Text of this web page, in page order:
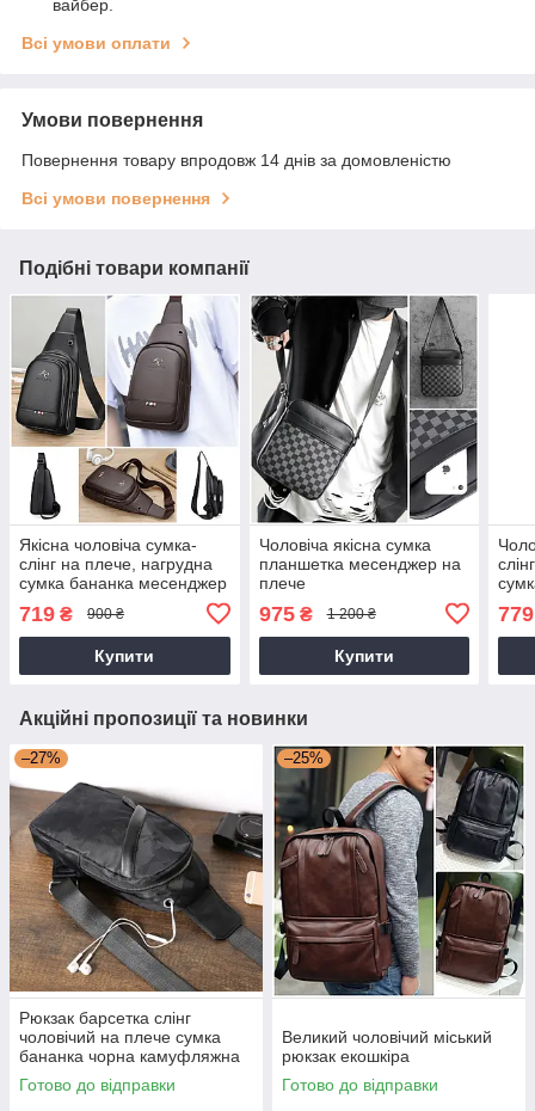
вайбер.
Всі умови оплати
Умови повернення
Повернення товару впродовж 14 днів за домовленістю
Всі умови повернення
Подібні товари компанії
Якісна чоловіча сумка-
слінг на плече, нагрудна
сумка бананка месенджер
719 ₴ 900 ₴
Купити
Чоловіча якісна сумка
планшетка месенджер на
плече
975₴ 1 200 ₴
Купити
779
Акційні пропозиції та новинки
–27%
Рюкзак барсетка слінг
чоловічий на плече сумка
бананка чорна камуфляжна
на груди
Готово до відправки
–25%
Великий чоловічий міський
рюкзак екошкіра
Готово до відправки